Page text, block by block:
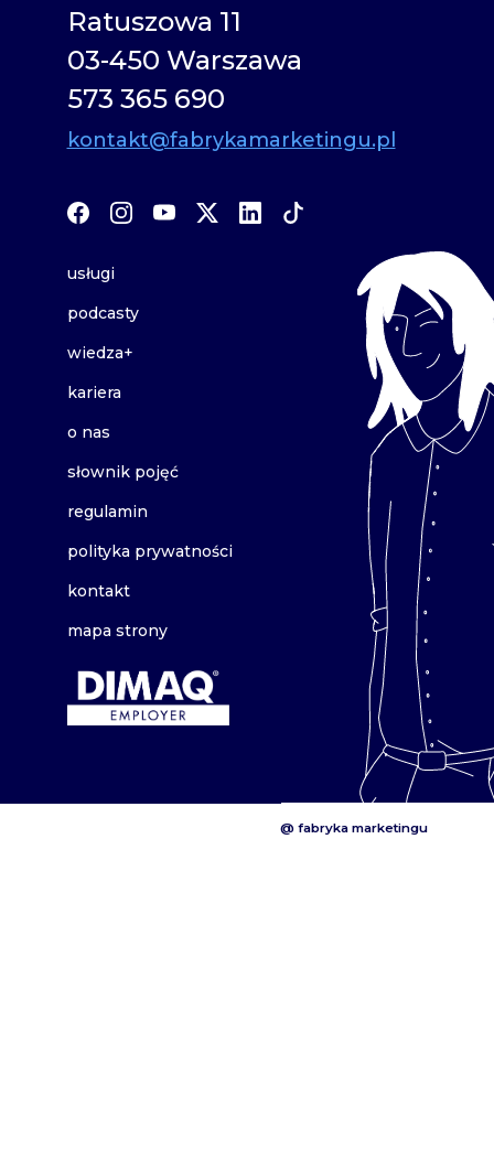
Ratuszowa 11
03-450 Warszawa
573 365 690
kontakt@fabrykamarketingu.pl
usługi
podcasty
wiedza+
kariera
o nas
słownik pojęć
regulamin
polityka prywatności
kontakt
mapa strony
@ fabryka marketingu